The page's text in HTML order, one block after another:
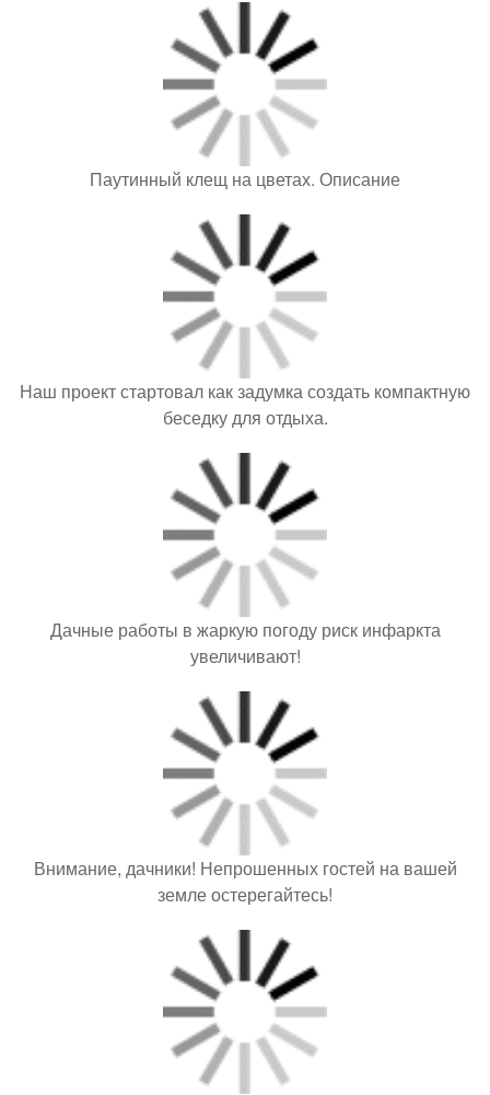
Паутинный клещ на цветах. Описание
Наш проект стартовал как задумка создать компактную
беседку для отдыха.
Дачные работы в жаркую погоду риск инфаркта
увеличивают!
Внимание, дачники! Непрошенных гостей на вашей
земле остерегайтесь!